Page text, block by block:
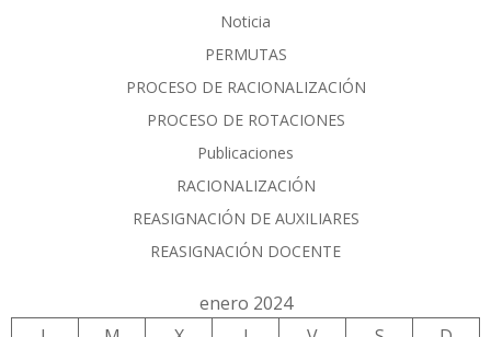
Noticia
PERMUTAS
PROCESO DE RACIONALIZACIÓN
PROCESO DE ROTACIONES
Publicaciones
RACIONALIZACIÓN
REASIGNACIÓN DE AUXILIARES
REASIGNACIÓN DOCENTE
enero 2024